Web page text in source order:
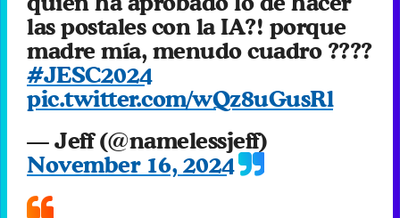
las postales con la IA?! porque
madre mía, menudo cuadro ????
#JESC2024
pic.twitter.com/wQz8uGusRl
— Jeff (@namelessjeff)
November 16, 2024